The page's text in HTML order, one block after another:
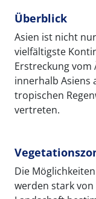
Überblick
Asien ist nicht
vielfältigste
Erstreckung
innerhalb Asiens
tropischen
vertreten.
Die
werden stark